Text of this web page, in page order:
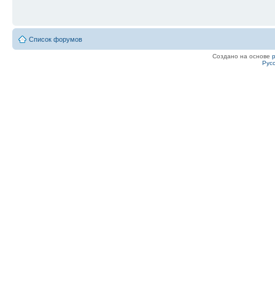
Список форумов
Создано на основе